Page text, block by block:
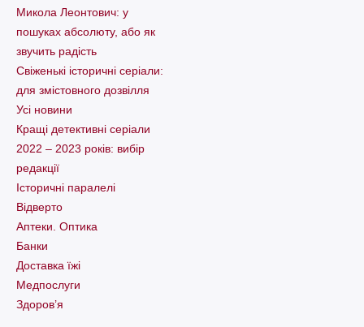
Микола Леонтович: у
пошуках абсолюту, або як
звучить радість
Свіженькі історичні серіали:
для змістовного дозвілля
Усі новини
Кращі детективні серіали
2022 – 2023 років: вибір
редакції
Історичні паралелі
Відверто
Аптеки. Оптика
Банки
Доставка їжі
Медпослуги
Здоров’я